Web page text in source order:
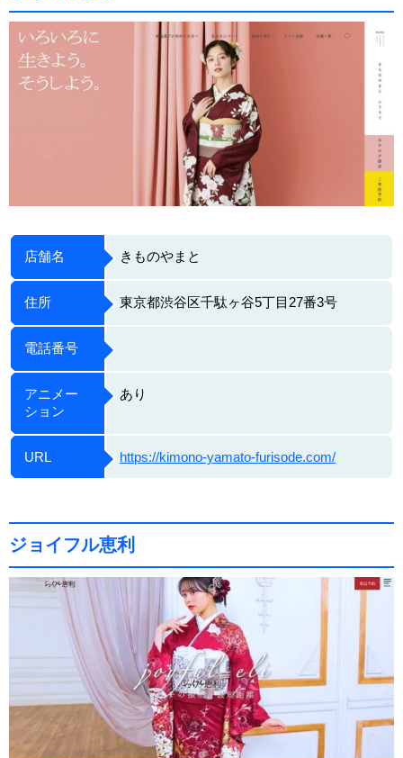
店舗名 きものやまと
住所 東京都渋谷区千駄ヶ谷5丁目27番3号
電話番号
アニメー
ション
あり
URL https://kimono-yamato-furisode.com/
ジョイフル恵利